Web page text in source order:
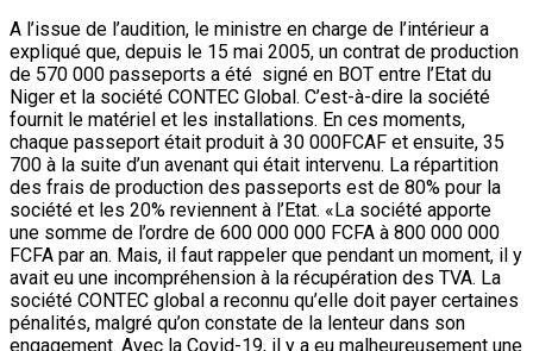
A l’issue de l’audition, le ministre en charge de l’intérieur a
expliqué que, depuis le 15 mai 2005, un contrat de production
de 570 000 passeports a été signé en BOT entre l’Etat du
Niger et la société CONTEC Global. C’est-à-dire la société
fournit le matériel et les installations. En ces moments,
chaque passeport était produit à 30 000FCAF et ensuite, 35
700 à la suite d’un avenant qui était intervenu. La répartition
des frais de production des passeports est de 80% pour la
société et les 20% reviennent à l’Etat. «La société apporte
une somme de l’ordre de 600 000 000 FCFA à 800 000 000
FCFA par an. Mais, il faut rappeler que pendant un moment, il y
avait eu une incompréhension à la récupération des TVA. La
société CONTEC global a reconnu qu’elle doit payer certaines
pénalités, malgré qu’on constate de la lenteur dans son
engagement. Avec la Covid-19, il y a eu malheureusement une